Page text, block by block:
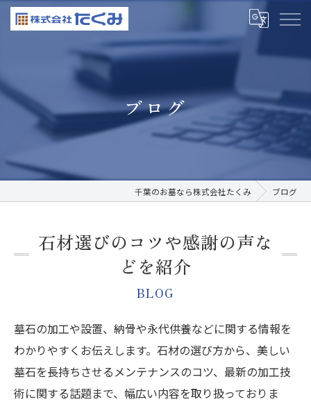
ブログ
千葉のお墓なら株式会社たくみ ブログ
石材選びのコツや感謝の声な
どを紹介
BLOG
墓石の加工や設置、納骨や永代供養などに関する情報を
わかりやすくお伝えします。石材の選び方から、美しい
墓石を長持ちさせるメンテナンスのコツ、最新の加工技
術に関する話題まで、幅広い内容を取り扱っておりま